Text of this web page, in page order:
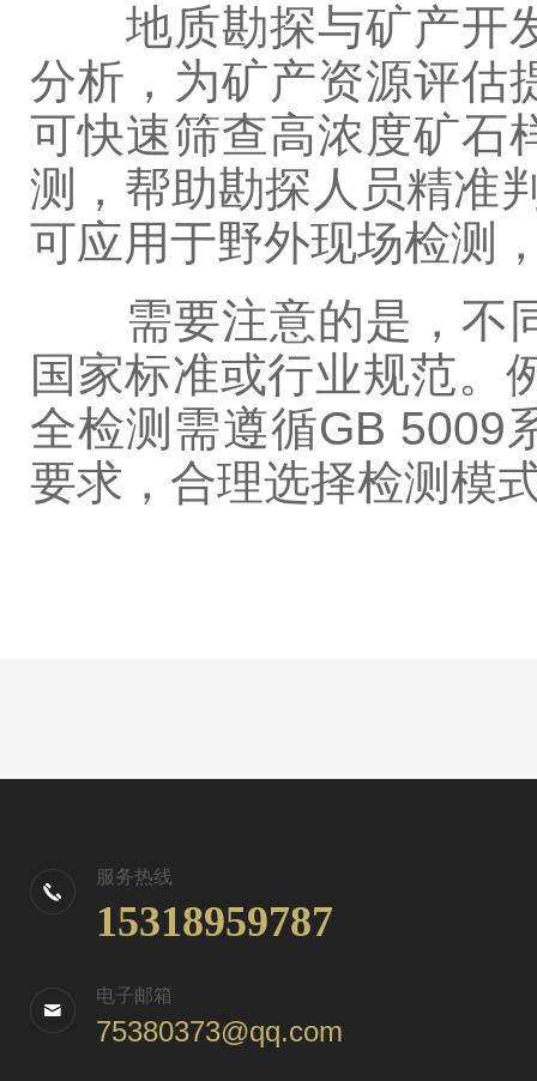
地质勘探与矿产开发
分析，为矿产资源评估
可快速筛查高浓度矿石
测，帮助勘探人员精准
可应用于野外现场检测
需要注意的是，不同
国家标准或行业规范。
全检测需遵循GB 5009
要求，合理选择检测模
服务热线
15318959787
电子邮箱
75380373@qq.com